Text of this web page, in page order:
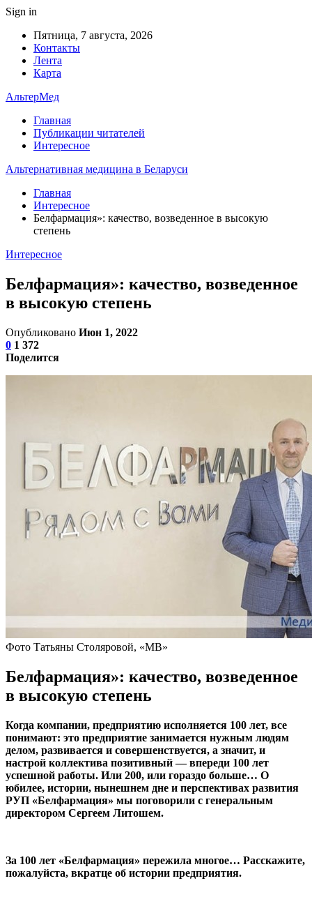
Sign in
Пятница, 7 августа, 2026
Контакты
Лента
Карта
АльтерМед
Главная
Публикации читателей
Интересное
Альтернативная медицина в Беларуси
Главная
Интересное
Белфармация»: качество, возведенное в высокую
степень
Интересное
Белфармация»: качество, возведенное
в высокую степень
Опубликовано Июн 1, 2022
0 1 372
Поделится
Фото Татьяны Столяровой, «МВ»
Белфармация»: качество, возведенное
в высокую степень
Когда компании, предприятию исполняется 100 лет, все
понимают: это предприятие занимается нужным людям
делом, развивается и совершенствуется, а значит, и
настрой коллектива позитивный — впереди 100 лет
успешной работы. Или 200, или гораздо больше… О
юбилее, истории, нынешнем дне и перспективах развития
РУП «Белфармация» мы поговорили с генеральным
директором Сергеем Литошем.
За 100 лет «Белфармация» пережила многое… Расскажите,
пожалуйста, вкратце об истории предприятия.